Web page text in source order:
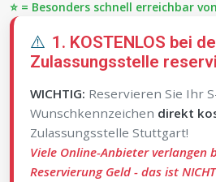
⭐ = Besonders schnell erreichbar
⚠️ 1. KOSTENLOS bei
Zulassungsstelle
WICHTIG: Reservieren Sie Ihr
Wunschkennzeichen direkt
Zulassungsstelle Stuttgart!
Viele Online-Anbieter verlangen
Reservierung Geld - das ist